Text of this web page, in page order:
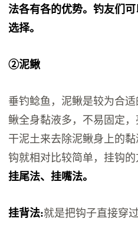
法各有各的优势。钓友们
选择。
②泥鳅
垂钓鲶鱼，泥鳅是较为合
鳅全身黏液多，不易固定
干泥土来去除泥鳅身上的
钩就相对比较简单，挂钩
挂尾法、挂嘴法。
挂背法:就是把钩子直接穿